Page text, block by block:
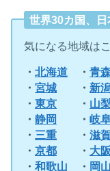
世界30カ国、日
気になる地域は
・北海道 ・青
・宮城 ・ 新
・東京 ・ 山
・静岡 ・岐
・ 三重 ・滋
・京都 ・ 大阪
・和歌山 ・ 岡山